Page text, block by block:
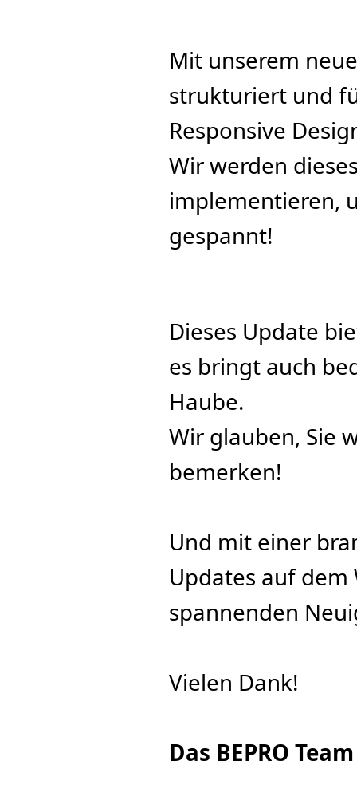
Mit unserem
strukturiert und
Responsive
Wir werden
implementieren,
gespannt!
Dieses Update
es bringt auch
Haube.
Wir glauben, Sie
bemerken!
Und mit einer
Updates auf
spannenden
Vielen Dank!
Das BEPRO Team